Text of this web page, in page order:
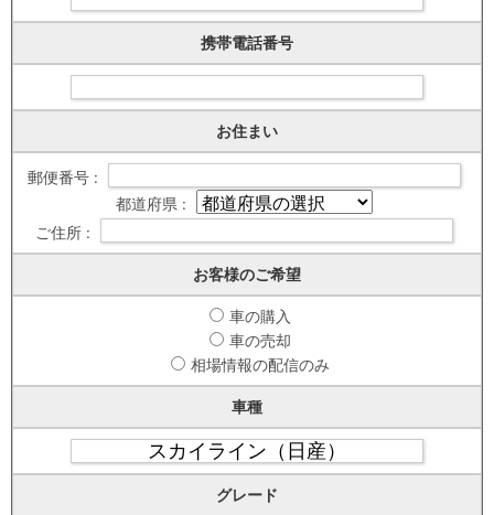
携帯電話番号
お住まい
郵便番号 :
都道府県 :
ご住所 :
お客様のご希望
車の購入
車の売却
相場情報の配信のみ
車種
グレード